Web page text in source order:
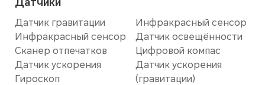
Датчик гравитации
Инфракрасный сенсор
Сканер отпечатков
Датчик ускорения
Гироскоп
Инфракрасный сенсор
Датчик освещённости
Цифровой компас
Датчик ускорения
(гравитации)